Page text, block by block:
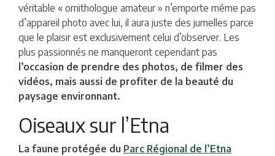
véritable « ornithologue amateur » n’emporte même pas
d’appareil photo avec lui, il aura juste des jumelles parce
que le plaisir est exclusivement celui d’observer. Les
plus passionnés ne manqueront cependant pas
l’occasion de prendre des photos, de filmer des
vidéos, mais aussi de profiter de la beauté du
paysage environnant.
Oiseaux sur l’Etna
La faune protégée du Parc Régional de l’Etna